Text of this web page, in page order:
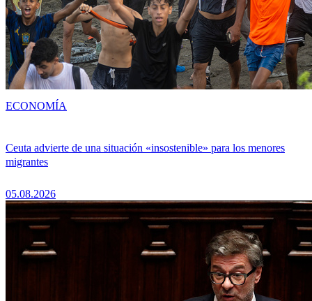
Ceuta advierte de una situación «insostenible» para los menores
migrantes
05.08.2026
ECONOMÍA